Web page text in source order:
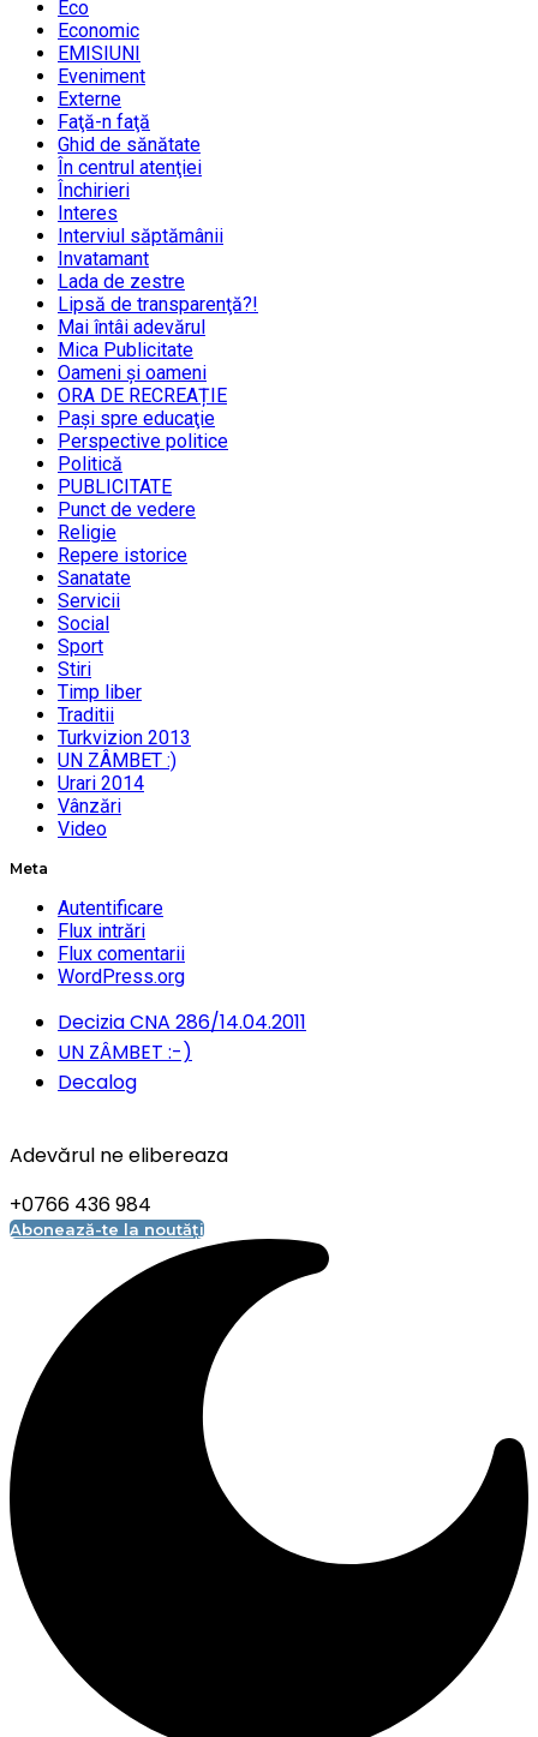
Eco
Economic
EMISIUNI
Eveniment
Externe
Faţă-n faţă
Ghid de sănătate
În centrul atenţiei
Închirieri
Interes
Interviul săptămânii
Invatamant
Lada de zestre
Lipsă de transparenţă?!
Mai întâi adevărul
Mica Publicitate
Oameni şi oameni
ORA DE RECREAȚIE
Paşi spre educaţie
Perspective politice
Politică
PUBLICITATE
Punct de vedere
Religie
Repere istorice
Sanatate
Servicii
Social
Sport
Stiri
Timp liber
Traditii
Turkvizion 2013
UN ZÂMBET :)
Urari 2014
Vânzări
Video
Meta
Autentificare
Flux intrări
Flux comentarii
WordPress.org
Decizia CNA 286/14.04.2011
UN ZÂMBET :-)
Decalog
Adevărul ne elibereaza
+0766 436 984
Abonează-te la noutăți